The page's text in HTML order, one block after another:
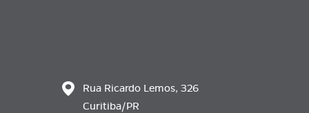
Rua Ricardo Lemos, 326
Curitiba/PR